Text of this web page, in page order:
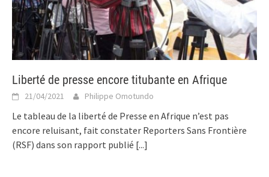
Liberté de presse encore titubante en Afrique
21/04/2021 Philippe Omotundo
Le tableau de la liberté de Presse en Afrique n’est pas
encore reluisant, fait constater Reporters Sans Frontière
(RSF) dans son rapport publié [...]